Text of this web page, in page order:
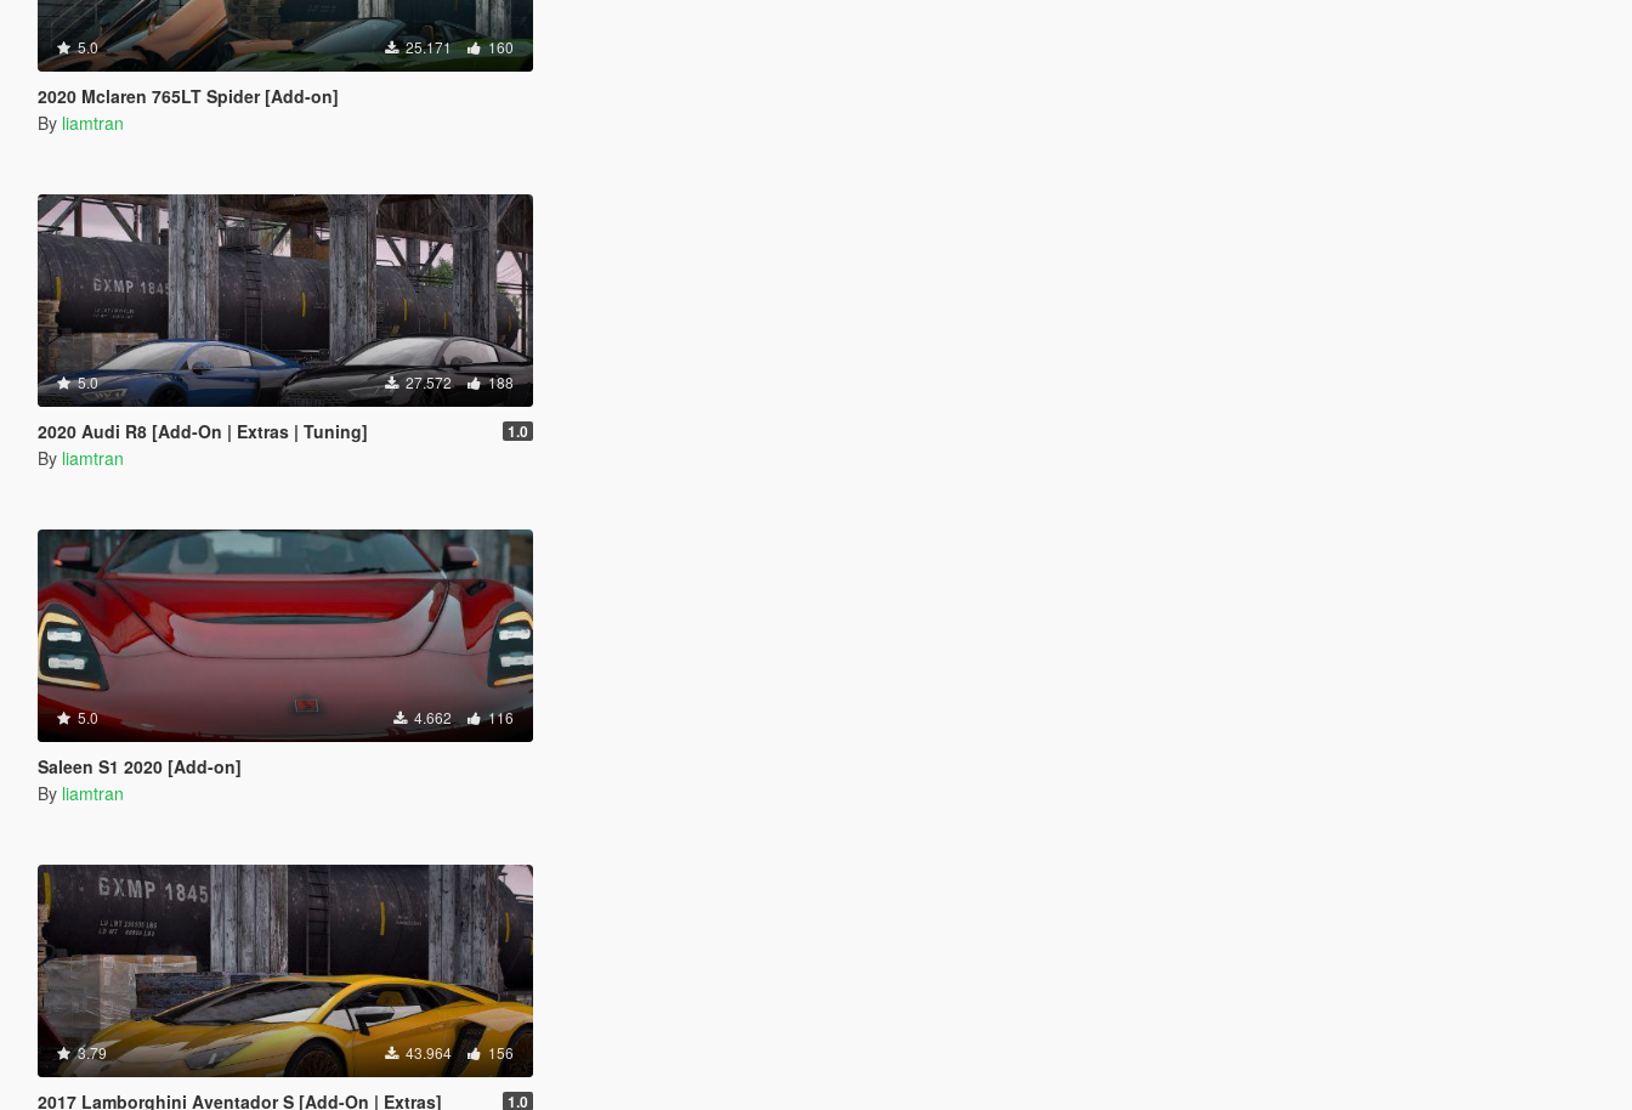
5.0 25.171 160
2020 Mclaren 765LT Spider [Add-on]
By liamtran
5.0 27.572 188
2020 Audi R8 [Add-On | Extras | Tuning] 1.0
By liamtran
5.0 4.662 116
Saleen S1 2020 [Add-on]
By liamtran
3.79 43.964 156
2017 Lamborghini Aventador S [Add-On | Extras] 1.0